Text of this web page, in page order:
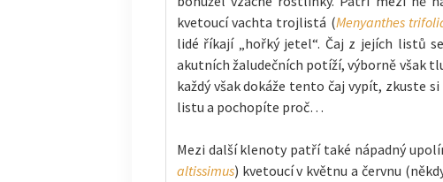
kvetoucí vachta trojlistá (Menyanthes
lidé říkají „hořký jetel“. Čaj z jejích listů
akutních žaludečních potíží, výborně však
každý však dokáže tento čaj vypít, zkuste
listu a pochopíte proč…
Mezi další klenoty patří také nápadný
altissimus) kvetoucí v květnu a červnu